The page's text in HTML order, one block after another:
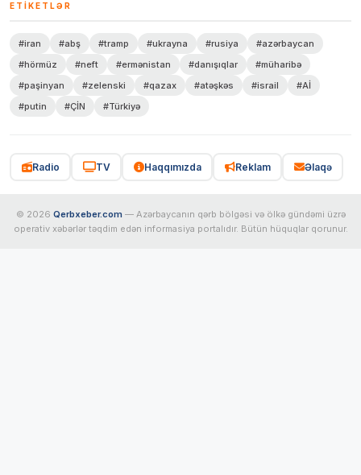
ETIKETLƏR
#iran #abş #tramp #ukrayna #rusiya
#azərbaycan
#hörmüz
#neft #ermənistan #danışıqlar
#müharibə
#paşinyan
#zelenski #qazax #atəşkəs #israil
#Aİ
#putin
#ÇİN #Türkiyə
Radio TV Haqqımızda Reklam Əlaqə
© 2026 Qerbxeber.com — Azərbaycanın qərb bölgəsi və ölkə gündəmi üzrə
operativ xəbərlər təqdim edən informasiya portalıdır. Bütün hüquqlar qorunur.